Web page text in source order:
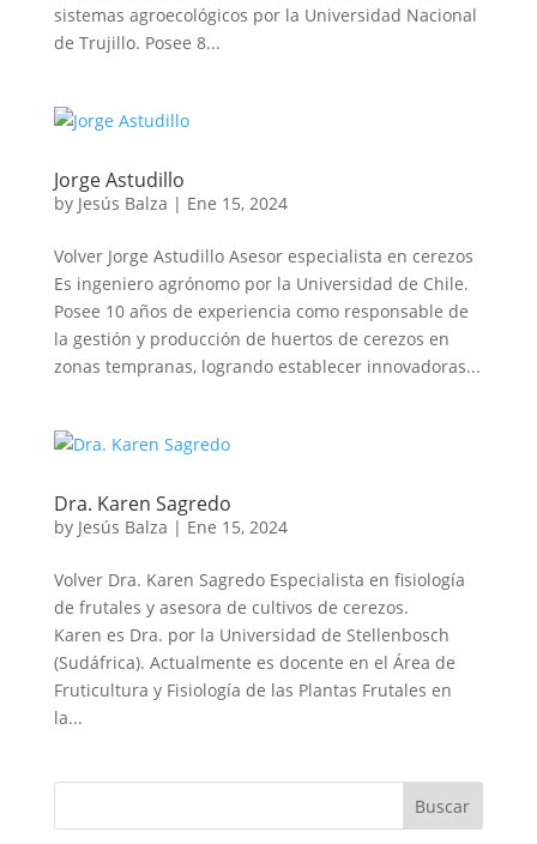
sistemas agroecológicos por la Universidad Nacional
de Trujillo. Posee 8...
Jorge Astudillo
by Jesús Balza | Ene 15, 2024
Volver Jorge Astudillo Asesor especialista en cerezos
Es ingeniero agrónomo por la Universidad de Chile.
Posee 10 años de experiencia como responsable de
la gestión y producción de huertos de cerezos en
zonas tempranas, logrando establecer innovadoras...
Dra. Karen Sagredo
by Jesús Balza | Ene 15, 2024
Volver Dra. Karen Sagredo Especialista en fisiología
de frutales y asesora de cultivos de cerezos.
Karen es Dra. por la Universidad de Stellenbosch
(Sudáfrica). Actualmente es docente en el Área de
Fruticultura y Fisiología de las Plantas Frutales en
la...
Buscar